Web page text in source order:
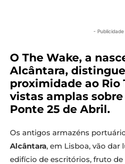
- Publicidade
O The Wake, a
Alcântara,
proximidade ao Rio
vistas amplas
Ponte 25 de Abril.
Os antigos armazéns
Alcântara, em Lisboa, vão dar
edifício de escritórios, fruto